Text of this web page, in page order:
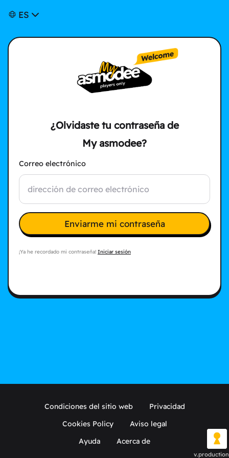
ES
¿Olvidaste tu contraseña de
My asmodee?
Correo electrónico
Enviarme mi contraseña
¡Ya he recordado mi contraseña! Iniciar sesión
Condiciones del sitio web
Privacidad
Cookies Policy
Aviso legal
Ayuda
Acerca de
v.production